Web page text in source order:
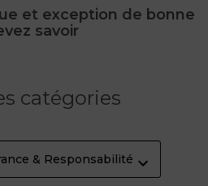
et exception de bonne
savoir
catégories
& Responsabilité